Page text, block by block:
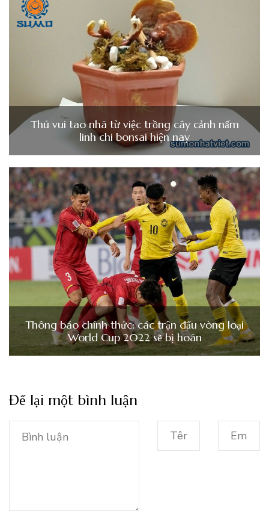
Thú vui tao nhã từ việc trồng cây cảnh nấm
linh chi bonsai hiện nay
Thông báo chính thức: các trận đấu vòng loại
World Cup 2022 sẽ bị hoãn
Để lại một bình luận